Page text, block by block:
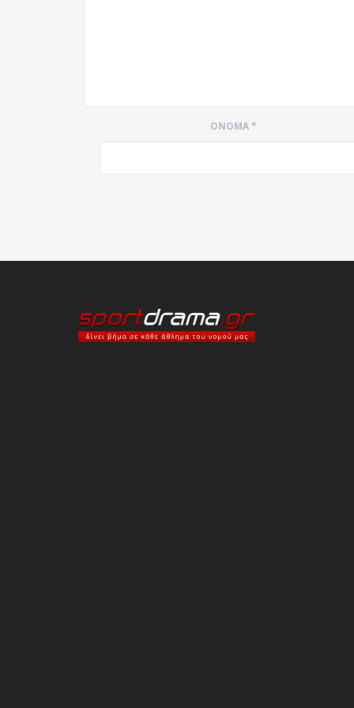
ΌΝΟΜΑ*